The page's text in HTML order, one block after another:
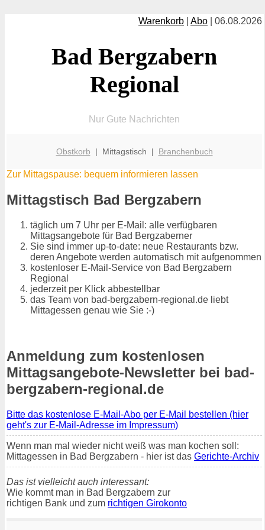
Warenkorb Abo | 06.08.2026
Bad Bergzabern
Regional
Nur Gute Nachrichten
Obstkorb | Mittagstisch | Branchenbuch
Zur Mittagspause: bequem informieren lassen
Mittagstisch Bad Bergzabern
täglich um 7 Uhr per E-Mail: alle verfügbaren
Mittagsangebote für Bad Bergzaberner
Sie sind immer up-to-date: neue Restaurants bzw.
deren Angebote werden automatisch mit aufgenommen
kostenloser E-Mail-Service von Bad Bergzabern
Regional
jederzeit per Klick abbestellbar
das Team von bad-bergzabern-regional.de liebt
Mittagessen genau wie Sie :-)
Anmeldung zum kostenlosen
Mittagsangebote-Newsletter bei bad-
bergzabern-regional.de
Bitte das kostenlose E-Mail-Abo per E-Mail bestellen (hier
geht's zur E-Mail-Adresse im Impressum)
Wenn man mal wieder nicht weiß was man kochen soll:
Mittagessen in Bad Bergzabern - hier ist das Gerichte-Archiv
Das ist vielleicht auch interessant:
Wie kommt man in Bad Bergzabern zur
richtigen Bank und zum richtigen Girokonto